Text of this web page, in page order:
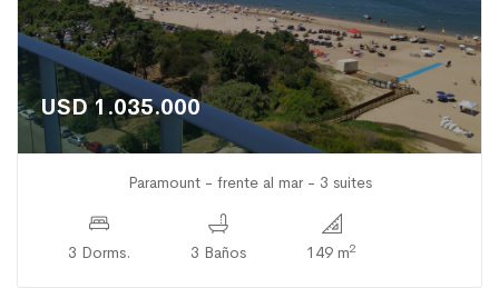
USD 1.035.000
Paramount - frente al mar - 3 suites
3 Dorms. 3 Baños 149 m2